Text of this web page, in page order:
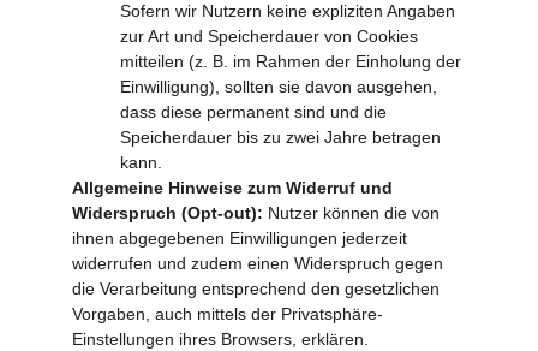
Sofern wir Nutzern keine expliziten Angaben
zur Art und Speicherdauer von Cookies
mitteilen (z. B. im Rahmen der Einholung der
Einwilligung), sollten sie davon ausgehen,
dass diese permanent sind und die
Speicherdauer bis zu zwei Jahre betragen
kann.
Allgemeine Hinweise zum Widerruf und
Widerspruch (Opt-out): Nutzer können die von
ihnen abgegebenen Einwilligungen jederzeit
widerrufen und zudem einen Widerspruch gegen
die Verarbeitung entsprechend den gesetzlichen
Vorgaben, auch mittels der Privatsphäre-
Einstellungen ihres Browsers, erklären.